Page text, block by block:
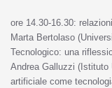
ore 14.30-16.30:
Marta Bertolaso
Tecnologico: una
Andrea Galluzzi (Istituto
artificiale come